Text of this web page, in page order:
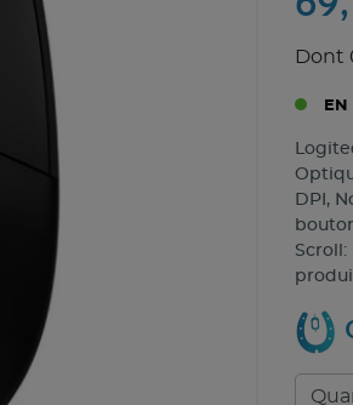
Dont
EN
DPI,
Scroll: